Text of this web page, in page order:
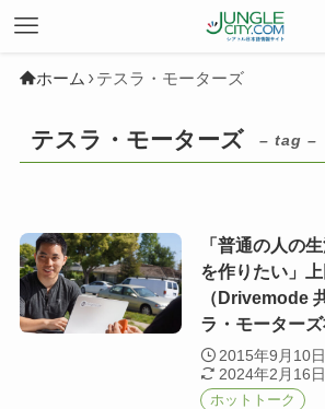
ホーム テスラ・モーターズ
テスラ・モーターズ – tag –
「普通の人の
を作りたい」
（Drivemode
ラ・モーターズ
2015年9月10
2024年2月16
ホットトーク